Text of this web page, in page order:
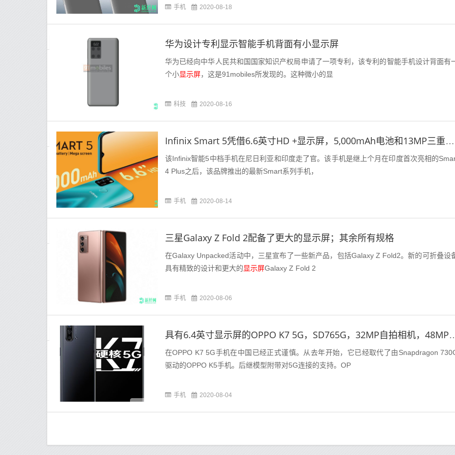
手机 2020-08-18
华为设计专利显示智能手机背面有小显示屏
华为已经向中华人民共和国国家知识产权局申请了一项专利，该专利的智能手机设计背面有
个小显示屏，这是91mobiles所发现的。这种微小的显
科技 2020-08-16
Infinix Smart 5凭借6.6英寸HD +显示屏，5,000mAh电池和13MP三重摄像头首次亮相
该Infinix智能5中档手机在尼日利亚和印度走了官。该手机是继上个月在印度首次亮相的
4 Plus之后，该品牌推出的最新Smart系列手机，
手机 2020-08-14
三星Galaxy Z Fold 2配备了更大的显示屏；其余所有规格
在Galaxy Unpacked活动中，三星宣布了一些新产品，包括Galaxy Z Fold2。新的可折叠设
具有精致的设计和更大的显示屏Galaxy Z Fold 2
手机 2020-08-06
具有6.4英寸显示屏的OPPO K7 5G，
在OPPO K7 5G手机在中国已经正式谨慎。从去年开始，它已经取代了由Snapdragon
驱动的OPPO K5手机。后继模型附带对5G连接的支持。OP
手机 2020-08-04